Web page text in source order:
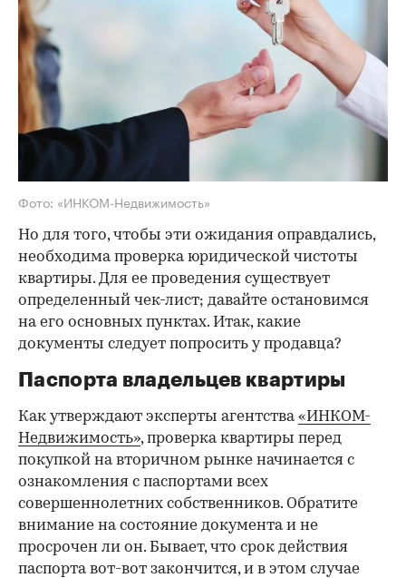
Фото: «ИНКОМ-Недвижимость»
Но для того, чтобы эти ожидания оправдались,
необходима проверка юридической чистоты
квартиры. Для ее проведения существует
определенный чек-лист; давайте остановимся
на его основных пунктах. Итак, какие
документы следует попросить у продавца?
Паспорта владельцев квартиры
Как утверждают эксперты агентства«ИНКОМ-
Недвижимость», проверка квартиры перед
покупкой на вторичном рынке начинается с
ознакомления с паспортами всех
совершеннолетних собственников. Обратите
внимание на состояние документа и не
просрочен ли он. Бывает, что срок действия
паспорта вот-вот закончится, и в этом случае